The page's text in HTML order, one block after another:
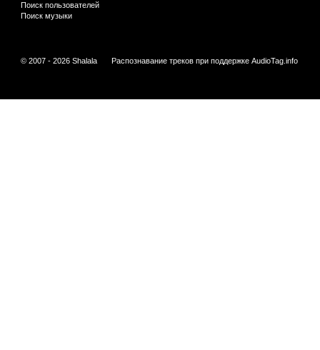
Поиск пользователей
Поиск музыки
© 2007 - 2026 Shalala Распознавание треков при поддержке AudioTag.info